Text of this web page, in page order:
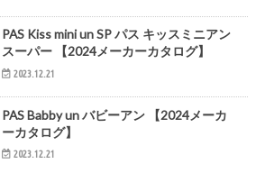
PAS Kiss mini un SP パス キッスミニアン
スーパー 【2024メーカーカタログ】
2023.12.21
PAS Babby un バビーアン 【2024メーカ
ーカタログ】
2023.12.21